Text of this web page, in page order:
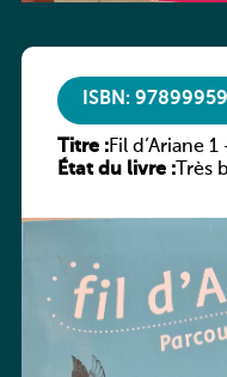
ISBN:
Titre :Fil d’Ariane
État du livre :Très